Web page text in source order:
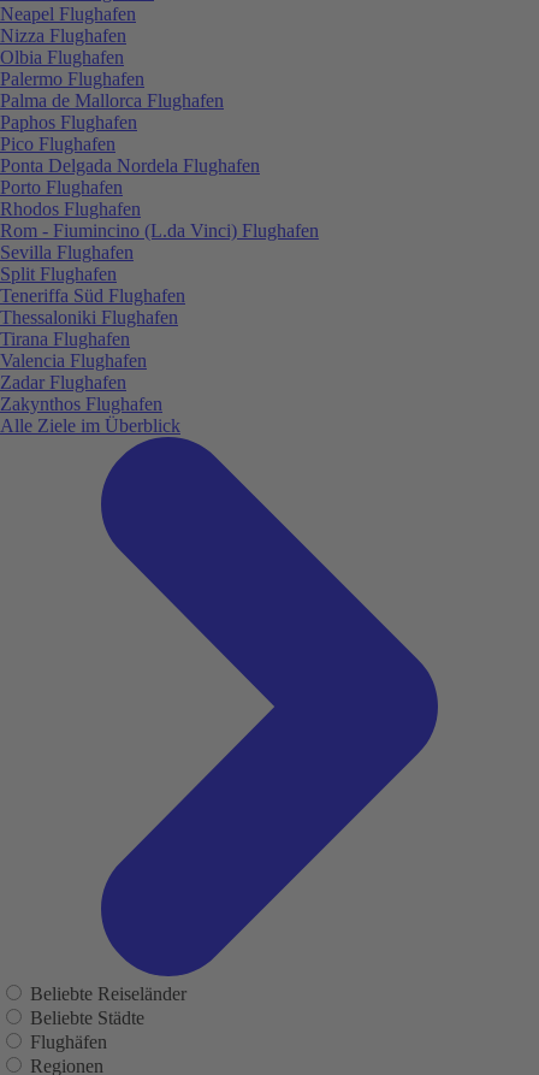
Neapel Flughafen
Nizza Flughafen
Olbia Flughafen
Palermo Flughafen
Palma de Mallorca Flughafen
Paphos Flughafen
Pico Flughafen
Ponta Delgada Nordela Flughafen
Porto Flughafen
Rhodos Flughafen
Rom - Fiumincino (L.da Vinci) Flughafen
Sevilla Flughafen
Split Flughafen
Teneriffa Süd Flughafen
Thessaloniki Flughafen
Tirana Flughafen
Valencia Flughafen
Zadar Flughafen
Zakynthos Flughafen
Alle Ziele im Überblick
Beliebte Reiseländer
Beliebte Städte
Flughäfen
Regionen